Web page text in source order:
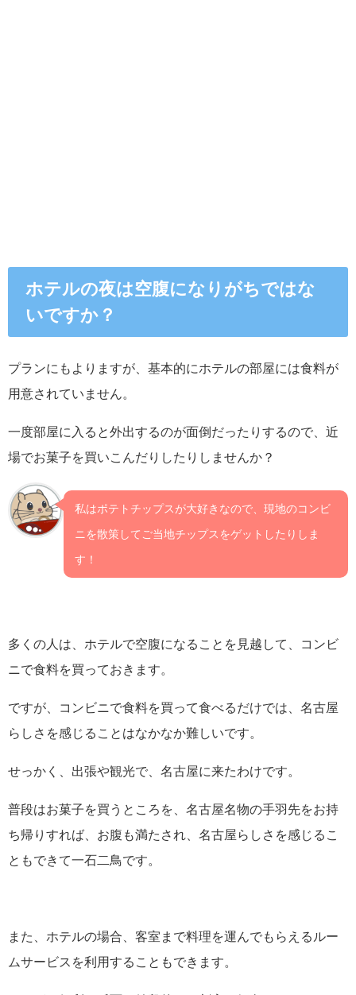
ホテルの夜は空腹になりがちではな
いですか？
プランにもよりますが、基本的にホテルの部屋には食料が
用意されていません。
一度部屋に入ると外出するのが面倒だったりするので、近
場でお菓子を買いこんだりしたりしませんか？
私はポテトチップスが大好きなので、現地のコンビ
ニを散策してご当地チップスをゲットしたりしま
す！
多くの人は、ホテルで空腹になることを見越して、コンビ
ニで食料を買っておきます。
ですが、コンビニで食料を買って食べるだけでは、名古屋
らしさを感じることはなかなか難しいです。
せっかく、出張や観光で、名古屋に来たわけです。
普段はお菓子を買うところを、名古屋名物の手羽先をお持
ち帰りすれば、お腹も満たされ、名古屋らしさを感じるこ
ともできて一石二鳥です。
また、ホテルの場合、客室まで料理を運んでもらえるルー
ムサービスを利用することもできます。